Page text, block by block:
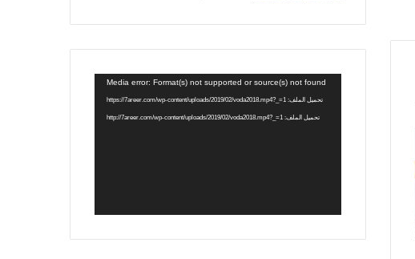
مشغل
الفيديو
Media error: Format(s) not supported or source(s) not found
تحميل الملف: https://7areer.com/wp-content/uploads/2019/02/voda2018.mp4?_=1
تحميل الملف: http://7areer.com/wp-content/uploads/2019/02/voda2018.mp4?_=1